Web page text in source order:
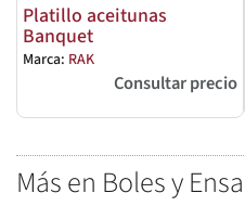
Platillo aceitunas
Banquet
Marca: RAK
Consultar precio
Más en Boles y